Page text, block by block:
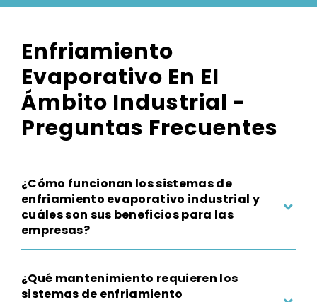
Enfriamiento
Evaporativo En El
Ámbito Industrial -
Preguntas Frecuentes
¿Cómo funcionan los sistemas de
enfriamiento evaporativo industrial y
cuáles son sus beneficios para las
empresas?
¿Qué mantenimiento requieren los
sistemas de enfriamiento